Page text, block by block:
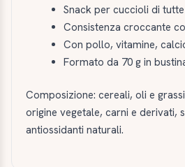
Snack per cuccioli di
Consistenza croccante
Con pollo, vitamine,
Formato da 70 g in
Composizione: cereali, oli e
origine vegetale, carni e derivati,
antiossidanti naturali.